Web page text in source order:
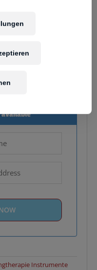
€
in AT & DE
available
Instrumente